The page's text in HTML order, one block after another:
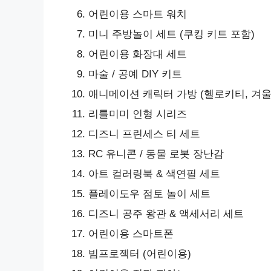
어린이용 스마트 워치
미니 주방놀이 세트 (쿠킹 키트 포함)
어린이용 화장대 세트
마술 / 공예 DIY 키트
애니메이션 캐릭터 가방 (헬로키티, 겨
리틀미미 인형 시리즈
디즈니 프린세스 티 세트
RC 유니콘 / 동물 로봇 장난감
아트 컬러링북 & 색연필 세트
플레이도우 점토 놀이 세트
디즈니 공주 왕관 & 액세서리 세트
어린이용 스마트폰
빔프로젝터 (어린이용)